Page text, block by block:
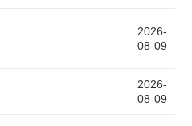
2026-
08-09
2026-
08-09